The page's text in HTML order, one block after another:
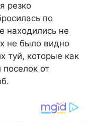
резко
по
находились не
не было видно
туй, которые как
от